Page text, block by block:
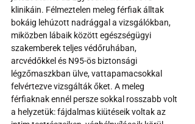
klinikáin. Félmeztelen meleg férfiak álltak
bokáig lehúzott nadrággal a vizsgálókban,
miközben lábaik között egészségügyi
szakemberek teljes védőruhában,
arcvédőkkel és N95-ös biztonsági
légzőmaszkban ülve, vattapamacsokkal
felvértezve vizsgálták őket. A meleg
férfiaknak ennél persze sokkal rosszabb volt
a helyzetük: fájdalmas kiütéseik voltak az